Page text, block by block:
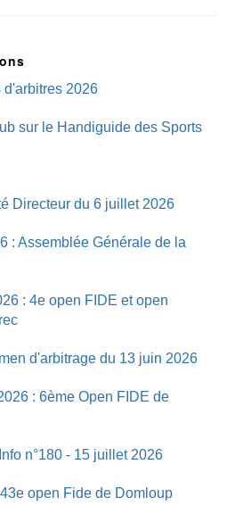
d'arbitres 2026
sur le Handiguide des Sports
Directeur du 6 juillet 2026
: Assemblée Générale de la
: 4e open FIDE et open
d'arbitrage du 13 juin 2026
: 6ème Open FIDE de
n°180 - 15 juillet 2026
open Fide de Domloup